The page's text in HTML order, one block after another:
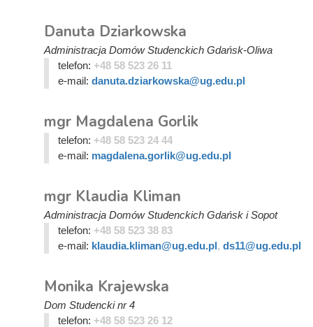
Danuta Dziarkowska
Administracja Domów Studenckich Gdańsk-Oliwa
telefon: +48 58 523 26 11
e-mail: danuta.dziarkowska@ug.edu.pl
mgr Magdalena Gorlik
telefon: +48 58 523 24 44
e-mail: magdalena.gorlik@ug.edu.pl
mgr Klaudia Kliman
Administracja Domów Studenckich Gdańsk i Sopot
telefon: +48 58 523 38 83
e-mail: klaudia.kliman@ug.edu.pl, ds11@ug.edu.pl
Monika Krajewska
Dom Studencki nr 4
telefon: +48 58 523 26 12